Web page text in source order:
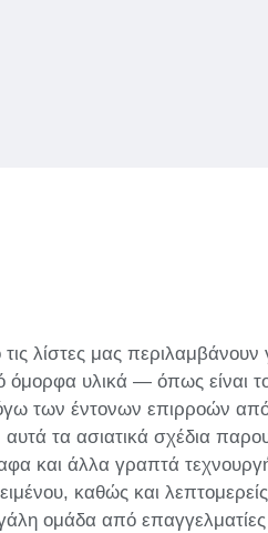
λίστες μας περιλαμβάνουν
όμορφα υλικά — όπως είναι
των έντονων επιρροών
τα ασιατικά σχέδια
και άλλα γραπτά
καθώς και
ομάδα από επαγγελματίες